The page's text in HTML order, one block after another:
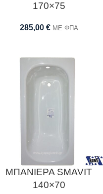
170×75
285,00 € ΜΕ ΦΠΑ
ΜΠΑΝΙΕΡΑ SMAVIT
140×70